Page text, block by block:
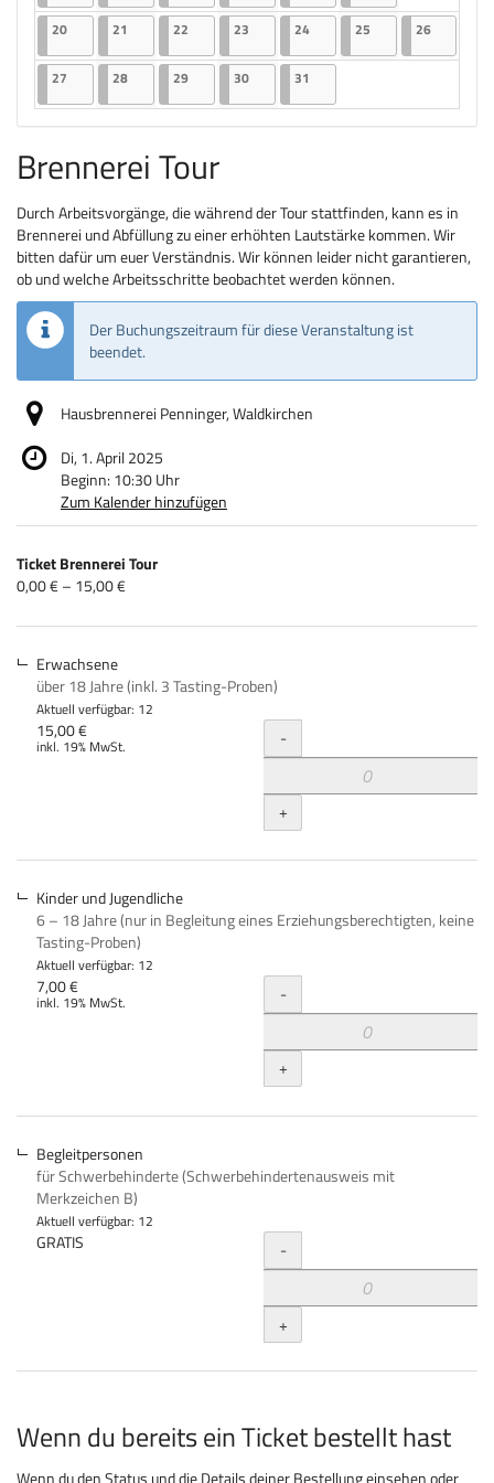
Keine
2020.10.2025
2 Veranstaltungen
21 21.10.2025
2 Veranstaltungen
22 22.10.2025
2 Veranstaltungen
23 23.10.2025
2 Veranstaltungen
2424.10.2025
2 Veranstaltungen
25 25.10.2025
2 Veranstaltungen
261
27 27.10.2025
2 Veranstaltungen
2828.10.2025
2 Veranstaltungen
2929.10.2025
2 Veranstaltungen
3030.10.2025
2 Veranstaltungen
31
Brennerei Tour
Durch Arbeitsvorgänge, die während der Tour stattfinden, kann es in
Brennerei und Abfüllung zu einer erhöhten Lautstärke kommen. Wir
bitten dafür um euer Verständnis. Wir können leider nicht garantieren,
ob und welche Arbeitsschritte beobachtet werden können.
Der Buchungszeitraum für diese Veranstaltung ist
beendet.
Hausbrennerei Penninger, Waldkirchen
Di, 1. April 2025
Beginn: 10:30Uhr
Zum Kalender hinzufügen
Produkte
Unkategorisierte
Produkte
Ticket Brennerei Tour
von
bis
0,00 € – 15,00 €
Erwachsene
über 18 Jahre (inkl. 3 Tasting-Proben)
Aktuell verfügbar: 12
15,00 €
inkl. 19% MwSt. Menge
-
+
Kinder und Jugendliche
6 – 18 Jahre (nur in Begleitung eines Erziehungsberechtigten, keine
Tasting-Proben)
Aktuell verfügbar: 12
7,00 €
inkl. 19% MwSt. Menge
-
+
Begleitpersonen
für Schwerbehinderte (Schwerbehindertenausweis mit
Merkzeichen B)
Aktuell verfügbar: 12
GRATIS Menge
-
+
Wenn du bereits ein Ticket bestellt hast